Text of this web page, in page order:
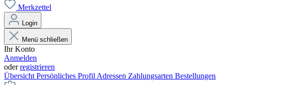
Merkzettel
Login
Menü schließen
Ihr Konto
Anmelden
oderregistrieren
Übersicht Persönliches Profil Adressen Zahlungsarten Bestellungen